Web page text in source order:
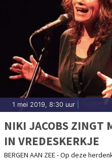
1 mei 2019, 8:30 uur
NIKI JACOBS ZINGT
IN VREDESKERKJE
BERGEN AAN ZEE - Op deze